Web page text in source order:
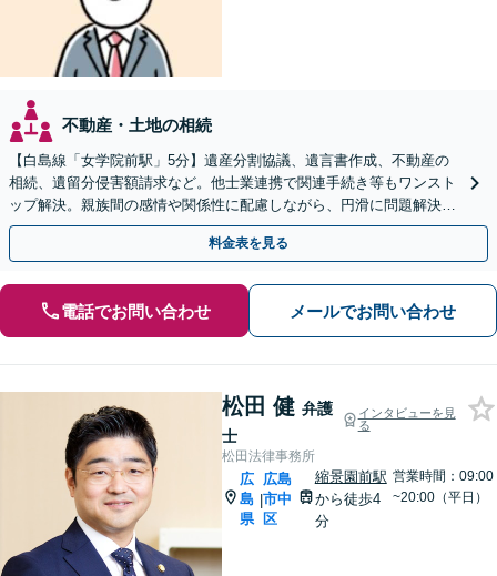
不動産・土地の相続
【白島線「女学院前駅」5分】遺産分割協議、遺言書作成、不動産の
相続、遺留分侵害額請求など。他士業連携で関連手続き等もワンスト
ップ解決。親族間の感情や関係性に配慮しながら、円滑に問題解決へ
【初回相談無料】
料金表を見る
電話でお問い合わせ メールでお問い合わせ
松田 健 弁護
士
インタビューを見
る
松田法律事務所
広
島
県
|
広島
市中
区
縮景園前駅
から徒歩4
分
営業時間：09:00
~20:00（平日）